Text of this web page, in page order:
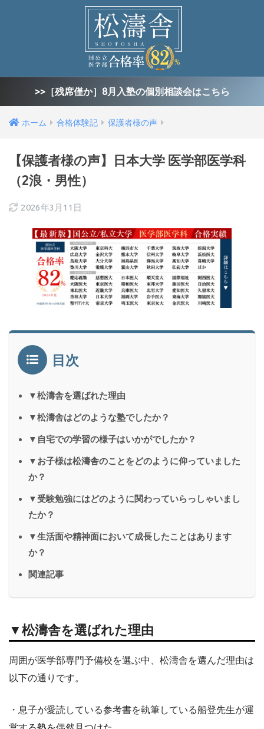
>>［残席僅か］8月入塾の個別相談会はこちら
ホーム 合格体験記 保護者様の声
【保護者様の声】日本大学 医学部医学科
（2浪・男性）
2026年3月11日
目次
▼松濤舎を選ばれた理由
▼松濤舎はどのような塾でしたか？
▼自宅での学習の様子はいかがでしたか？
▼お子様は松濤舎のことをどのように仰っていました
か？
▼受験勉強にはどのように関わっていらっしゃいまし
たか？
▼生活面や精神面において成長したことはあります
か？
関連記事
▼松濤舎を選ばれた理由
周囲が医学部専門予備校を選ぶ中、松濤舎を選んだ理由は
以下の通りです。
・息子が愛読している参考書を執筆している船登先生が運